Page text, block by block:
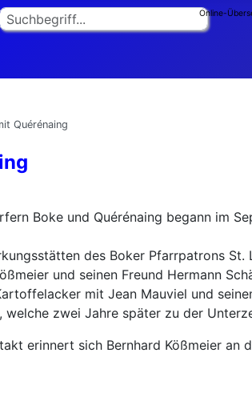
Suchen Online-
Quérénaing
Boke und Quérénaing begann im
des Boker Pfarrpatrons
und seinen Freund Hermann
mit Jean Mauviel und
zwei Jahre später zu der
erinnert sich Bernhard Kößmeier an